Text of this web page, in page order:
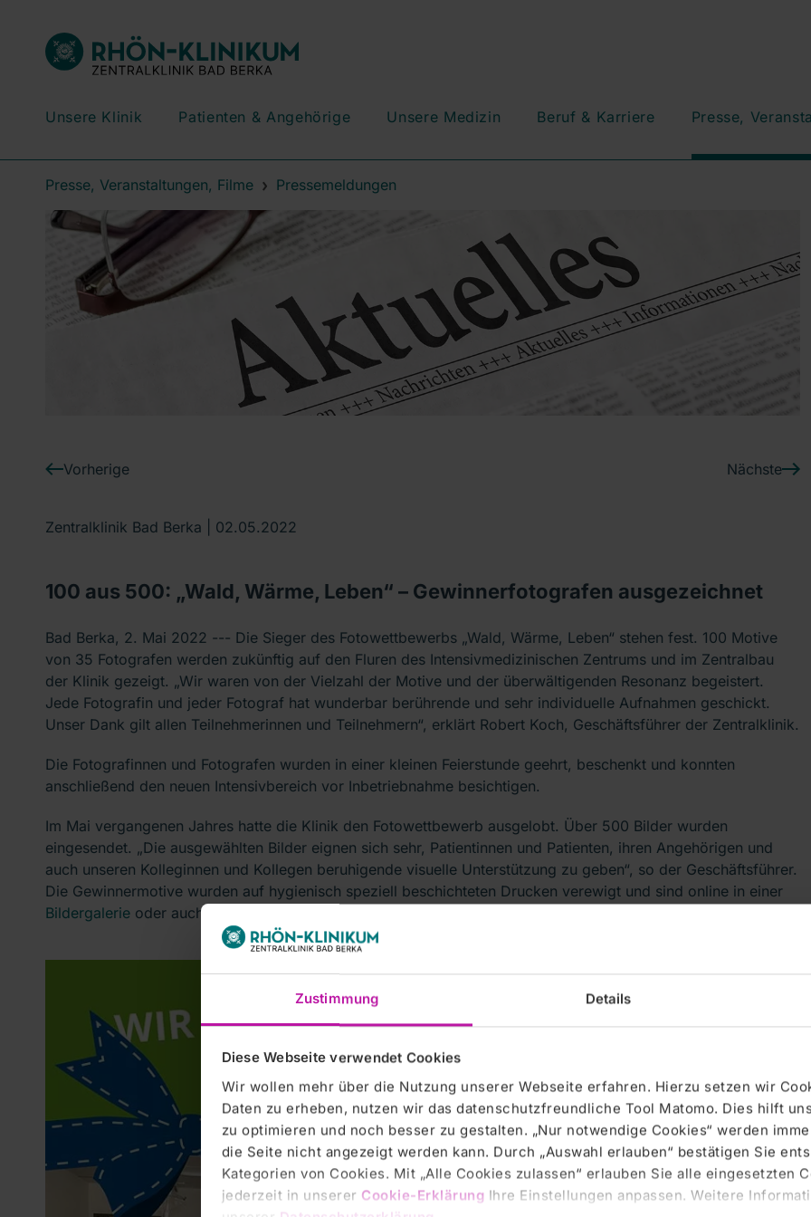
Zustimmung Details
Diese Webseite verwendet Cookies
Wir wollen mehr über die Nutzung unserer Webseite erfahren. Hierzu setzen wir
Daten zu erheben, nutzen wir das datenschutzfreundliche Tool Matomo. Dies hilft
zu optimieren und noch besser zu gestalten. „Nur notwendige Cookies“ werden
die Seite nicht angezeigt werden kann. Durch „Auswahl erlauben“ bestätigen Sie
Kategorien von Cookies. Mit „Alle Cookies zulassen“ erlauben Sie alle eingesetzten
jederzeit in unserer Cookie-Erklärung Ihre Einstellungen anpassen. Weitere
Unsere Klinik Patienten & Angehörige Unsere Medizin Beruf & Karriere Presse,
Presse, Veranstaltungen, Filme Pressemeldungen
Vorherige Nächste
Zentralklinik Bad Berka | 02.05.2022
100 aus 500: „Wald, Wärme, Leben“ – Gewinnerfotografen ausgezeichnet
Bad Berka, 2. Mai 2022 --- Die Sieger des Fotowettbewerbs „Wald, Wärme, Leben“ stehen fest. 100 Motive
von 35 Fotografen werden zukünftig auf den Fluren des Intensivmedizinischen Zentrums und im Zentralbau
der Klinik gezeigt. „Wir waren von der Vielzahl der Motive und der überwältigenden Resonanz begeistert.
Jede Fotografin und jeder Fotograf hat wunderbar berührende und sehr individuelle Aufnahmen geschickt.
Unser Dank gilt allen Teilnehmerinnen und Teilnehmern“, erklärt Robert Koch, Geschäftsführer der Zentralklinik.
Die Fotografinnen und Fotografen wurden in einer kleinen Feierstunde geehrt, beschenkt und konnten
anschließend den neuen Intensivbereich vor Inbetriebnahme besichtigen.
Im Mai vergangenen Jahres hatte die Klinik den Fotowettbewerb ausgelobt. Über 500 Bilder wurden
eingesendet. „Die ausgewählten Bilder eignen sich sehr, Patientinnen und Patienten, ihren Angehörigen und
auch unseren Kolleginnen und Kollegen beruhigende visuelle Unterstützung zu geben“, so der Geschäftsführer.
Die Gewinnermotive wurden auf hygienisch speziell beschichteten Drucken verewigt und sind online in einer
Bildergalerie oder auch als